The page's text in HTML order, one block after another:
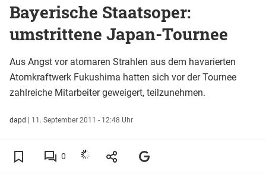
Bayerische Staatsoper:
umstrittene Japan-Tournee
Aus Angst vor atomaren Strahlen aus dem havarierten
Atomkraftwerk Fukushima hatten sich vor der Tournee
zahlreiche Mitarbeiter geweigert, teilzunehmen.
dapd | 11. September 2011 - 12:48 Uhr
0